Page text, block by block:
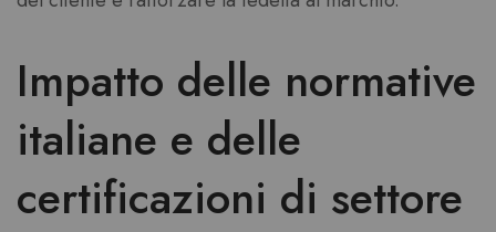
Impatto delle normative
italiane e delle
certificazioni di settore